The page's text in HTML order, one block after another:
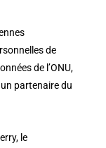
de
de l’ONU,
partenaire du
le